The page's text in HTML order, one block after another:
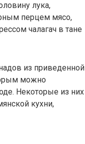
лука,
перцем мясо,
чалагач в тане
из приведенной
можно
Некоторые из них
кухни,